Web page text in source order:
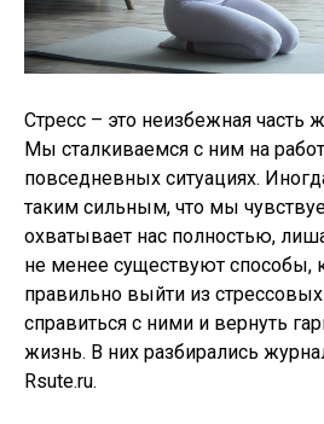
Стресс – это неизбежная часть
Мы сталкиваемся с ним на
повседневных ситуациях.
таким сильным, что мы
охватывает нас полностью,
не менее существуют способы,
правильно выйти из стрессовых
справиться с ними и вернуть
жизнь. В них разбирались
Rsute.ru.